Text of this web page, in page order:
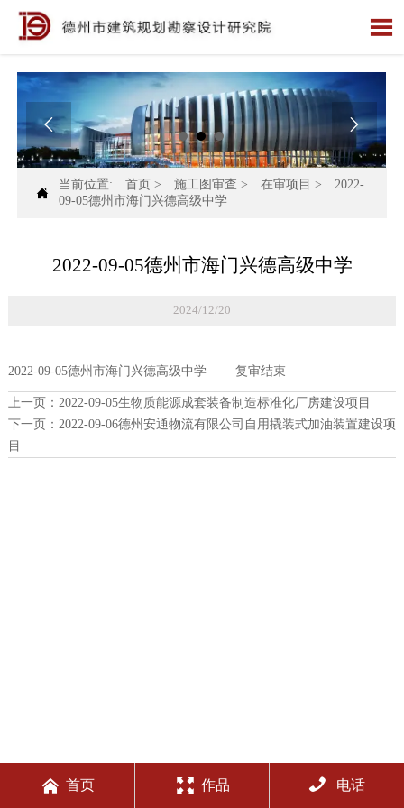

 

当前位置: 首页 > 施工图审查 > 在审项目 >
2022-
09-05德州市海门兴德高级中学
2022-09-05德州市海门兴德高级中学
2024/12/20
2022-09-05德州市海门兴德高级中学 复审结束
上一页： 2022-09-05生物质能源成套装备制造标准化厂房建设项目
下一页： 2022-09-06德州安通物流有限公司自用撬装式加油装置建设项
目
 首页  作品  电话